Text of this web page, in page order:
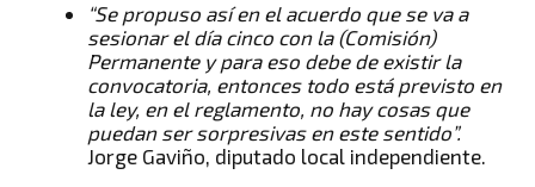
“Se propuso así en el acuerdo que se va a
sesionar el día cinco con la (Comisión)
Permanente y para eso debe de existir la
convocatoria, entonces todo está previsto en
la ley, en el reglamento, no hay cosas que
puedan ser sorpresivas en este sentido”.
Jorge Gaviño, diputado local independiente.